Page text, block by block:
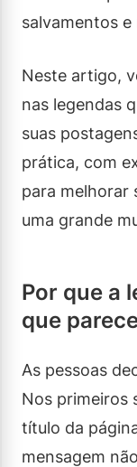
salvamentos
Neste artigo,
nas legendas
suas
prática, com
para melhorar
uma grande
Por que a
que
As pessoas
Nos primeiros
título da
mensagem